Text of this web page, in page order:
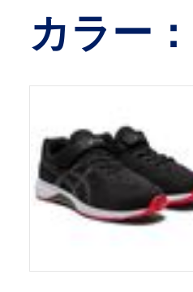
カラー：